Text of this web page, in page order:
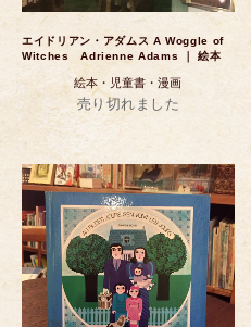
エイドリアン・アダムス A Woggle of
Witches Adrienne Adams ｜ 絵本
絵本・児童書・漫画
売り切れました